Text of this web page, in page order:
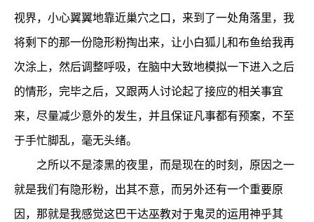
视界，小心翼翼地靠近巢穴之口，来到了一处角落里，我
将剩下的那一份隐形粉掏出来，让小白狐儿和布鱼给我再
次涂上，然后调整呼吸，在脑中大致地模拟一下进入之后
的情形，完毕之后，又跟两人讨论起了接应的相关事宜
来，尽量减少意外的发生，并且保证凡事都有预案，不至
于手忙脚乱，毫无头绪。
之所以不是漆黑的夜里，而是现在的时刻，原因之一
就是我们有隐形粉，出其不意，而另外还有一个重要原
因，那就是我感觉这巴干达巫教对于鬼灵的运用神乎其